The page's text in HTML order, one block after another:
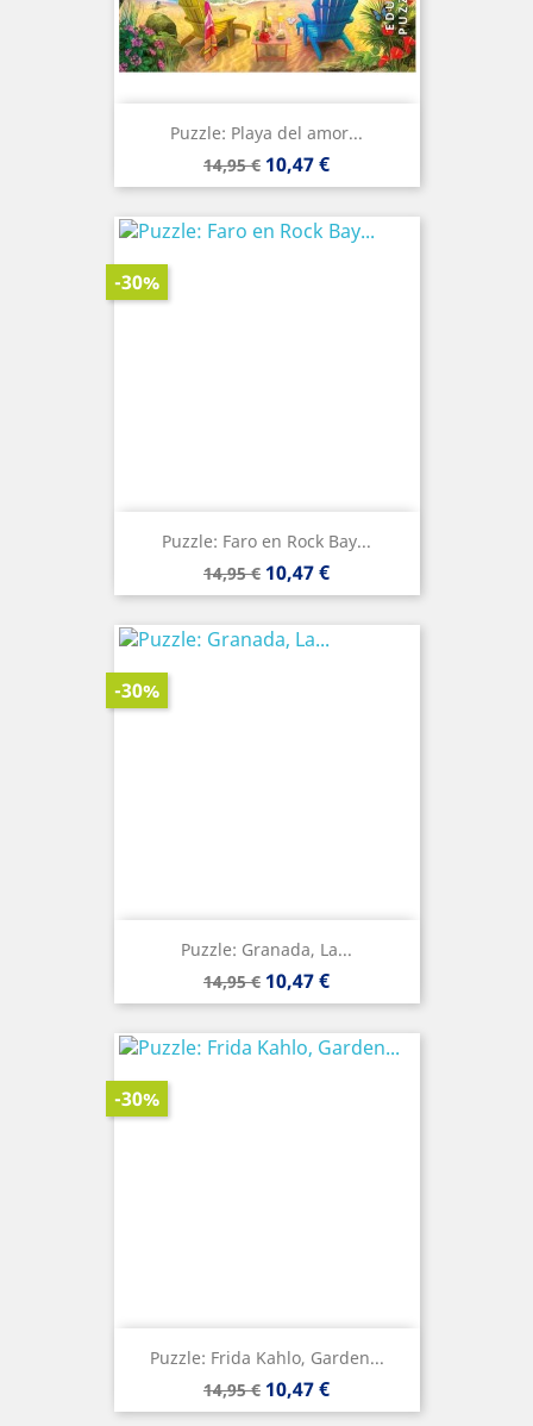
Puzzle: Playa del amor...
Precio
base
14,95 € Precio
10,47 €
Puzzle: Faro en Rock Bay...
Precio
base
14,95 €
-30%
Precio
10,47 €
Puzzle: Granada, La...
Precio
base
14,95 €
-30%
Precio
10,47 €
Puzzle: Frida Kahlo, Garden...
Precio
base
14,95 €
-30%
Precio
10,47 €